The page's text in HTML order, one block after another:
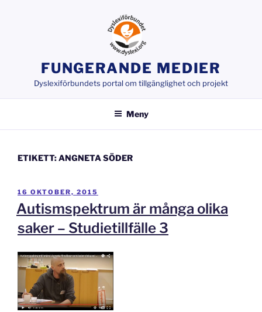
FUNGERANDE MEDIER
Dyslexiförbundets portal om tillgänglighet och projekt
Meny
ETIKETT:ANGNETA SÖDER
PUBLICERAT
16 OKTOBER, 2015
Autismspektrum är många olika
saker – Studietillfälle 3